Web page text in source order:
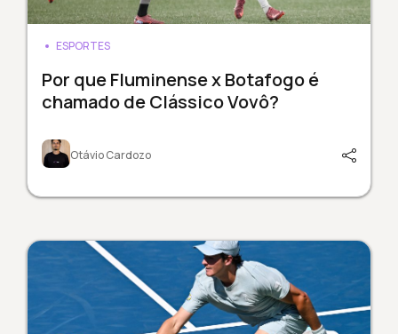
ESPORTES
Por que Fluminense x Botafogo é
chamado de Clássico Vovô?
Otávio Cardozo